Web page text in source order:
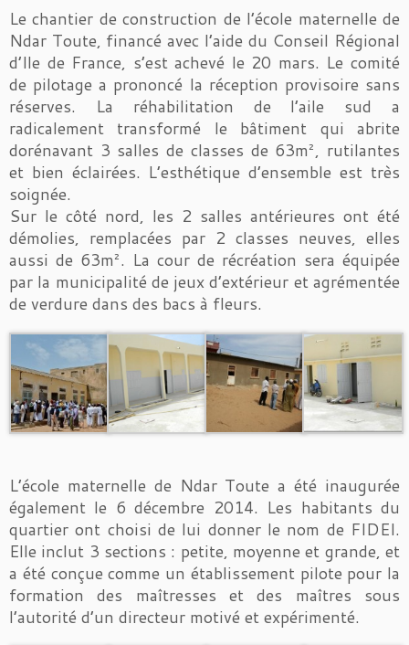
Le chantier de construction de l’école maternelle de
Ndar Toute, financé avec l’aide du Conseil Régional
d’Ile de France, s’est achevé le 20 mars. Le comité
de pilotage a prononcé la réception provisoire sans
réserves. La réhabilitation de l’aile sud a
radicalement transformé le bâtiment qui abrite
dorénavant 3 salles de classes de 63m², rutilantes
et bien éclairées. L’esthétique d’ensemble est très
soignée.
Sur le côté nord, les 2 salles antérieures ont été
démolies, remplacées par 2 classes neuves, elles
aussi de 63m². La cour de récréation sera équipée
par la municipalité de jeux d’extérieur et agrémentée
de verdure dans des bacs à fleurs.
L’école maternelle de Ndar Toute a été inaugurée
également le 6 décembre 2014. Les habitants du
quartier ont choisi de lui donner le nom de FIDEI.
Elle inclut 3 sections : petite, moyenne et grande, et
a été conçue comme un établissement pilote pour la
formation des maîtresses et des maîtres sous
l’autorité d’un directeur motivé et expérimenté.